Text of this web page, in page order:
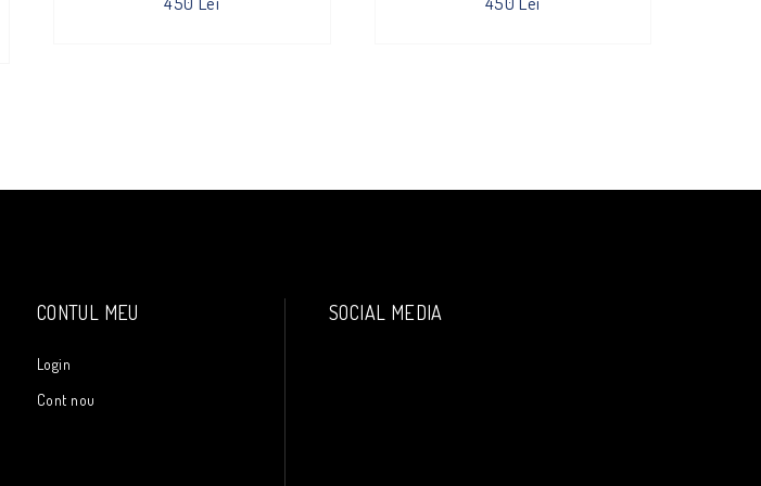
CONTUL MEU
Login
Cont nou
SOCIAL MEDIA